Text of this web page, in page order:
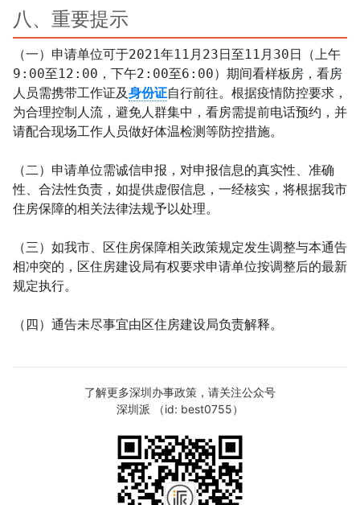
八、重要提示
（一）申请单位可于2021年11月23日至11月30日（上午
9:00至12:00，下午2:00至6:00）期间看样板房，看房
人员需携带工作证及身份证自行前往。根据疫情防控要求，
为合理控制人流，避免人群集中，看房需提前电话预约，并
请配合现场工作人员做好体温检测等防控措施。
（二）申请单位需诚信申报，对申报信息的真实性、准确
性、合法性负责，如提供虚假信息，一经核实，将根据我市
住房保障的相关法律法规予以处理。
（三）如我市、区住房保障相关政策规定发生调整与本通告
相冲突的，区住房建设局有权要求申请单位按调整后的最新
规定执行。
（四）通告未尽事宜由区住房建设局负责解释。
了解更多深圳办事政策，请关注公众号
深圳派 （id: best0755）